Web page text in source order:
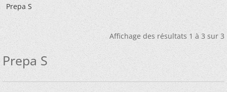
Prepa S
Affichage des résultats 1 à 3 sur 3
Prepa S